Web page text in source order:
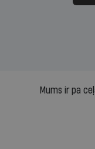
Mums ir pa